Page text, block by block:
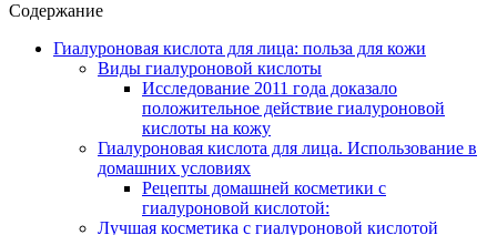
Содержание
Гиалуроновая кислота для лица: польза для кожи
Виды гиалуроновой кислоты
Исследование 2011 года доказало
положительное действие гиалуроновой
кислоты на кожу
Гиалуроновая кислота для лица. Использование в
домашних условиях
Рецепты домашней косметики с
гиалуроновой кислотой:
Лучшая косметика с гиалуроновой кислотой